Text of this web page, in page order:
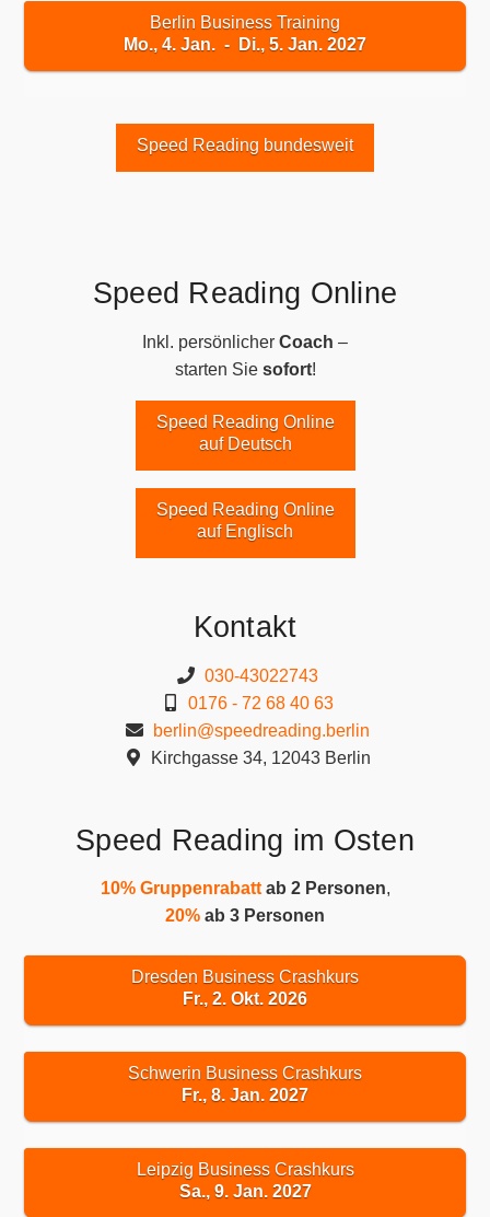
Berlin Business Training
Mo., 4. Jan. - Di., 5. Jan. 2027
Speed Reading bundesweit
Speed Reading Online
Inkl. persönlicher Coach –
starten Sie sofort!
Speed Reading Online
auf Deutsch
Speed Reading Online
auf Englisch
Kontakt
030-43022743
0176 - 72 68 40 63
berlin@speedreading.berlin
Kirchgasse 34, 12043 Berlin
Speed Reading im Osten
10% Gruppenrabattab 2 Personen,
20% ab 3 Personen
Dresden Business Crashkurs
Fr., 2. Okt. 2026
Schwerin Business Crashkurs
Fr., 8. Jan. 2027
Leipzig Business Crashkurs
Sa., 9. Jan. 2027